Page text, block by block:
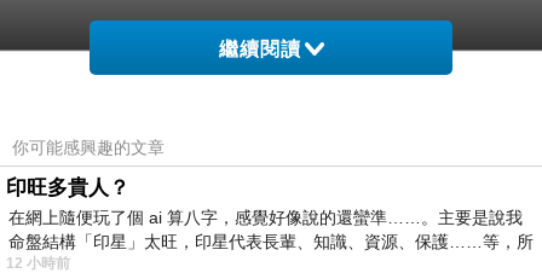
繼續閱讀
你可能感興趣的文章
印旺多貴人？
在網上隨便玩了個 ai 算八字，感覺好像說的還蠻準……。主要是說我
命盤結構「印星」太旺，印星代表長輩、知識、資源、保護……等，所
12 小時前